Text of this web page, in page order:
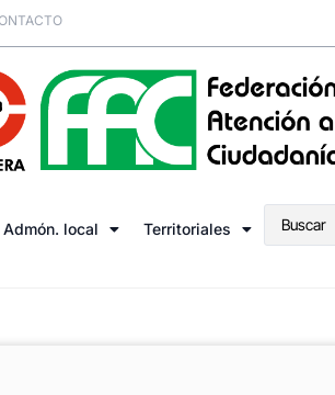
Admón. local Territoriales